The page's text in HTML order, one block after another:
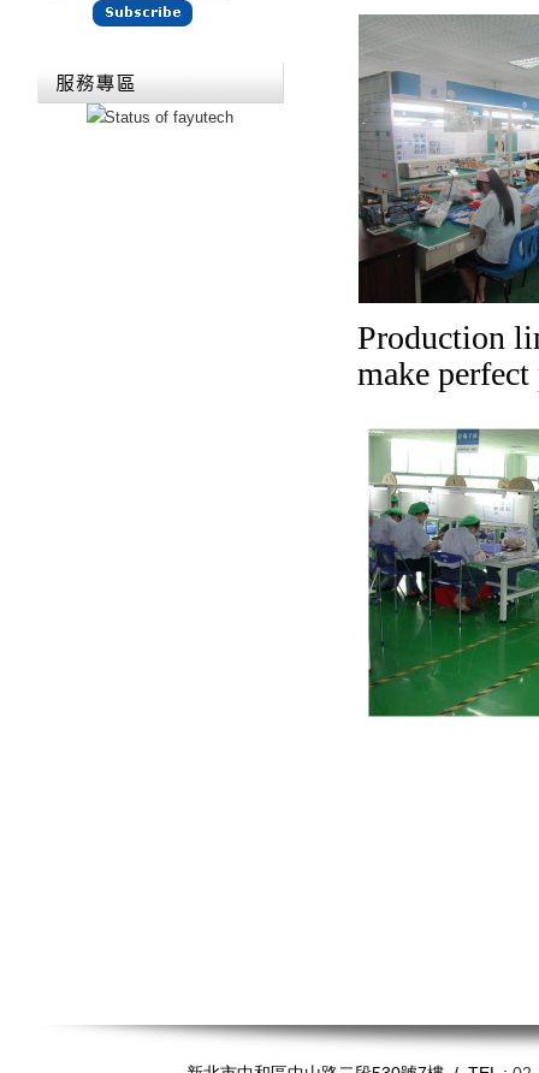
Production
make